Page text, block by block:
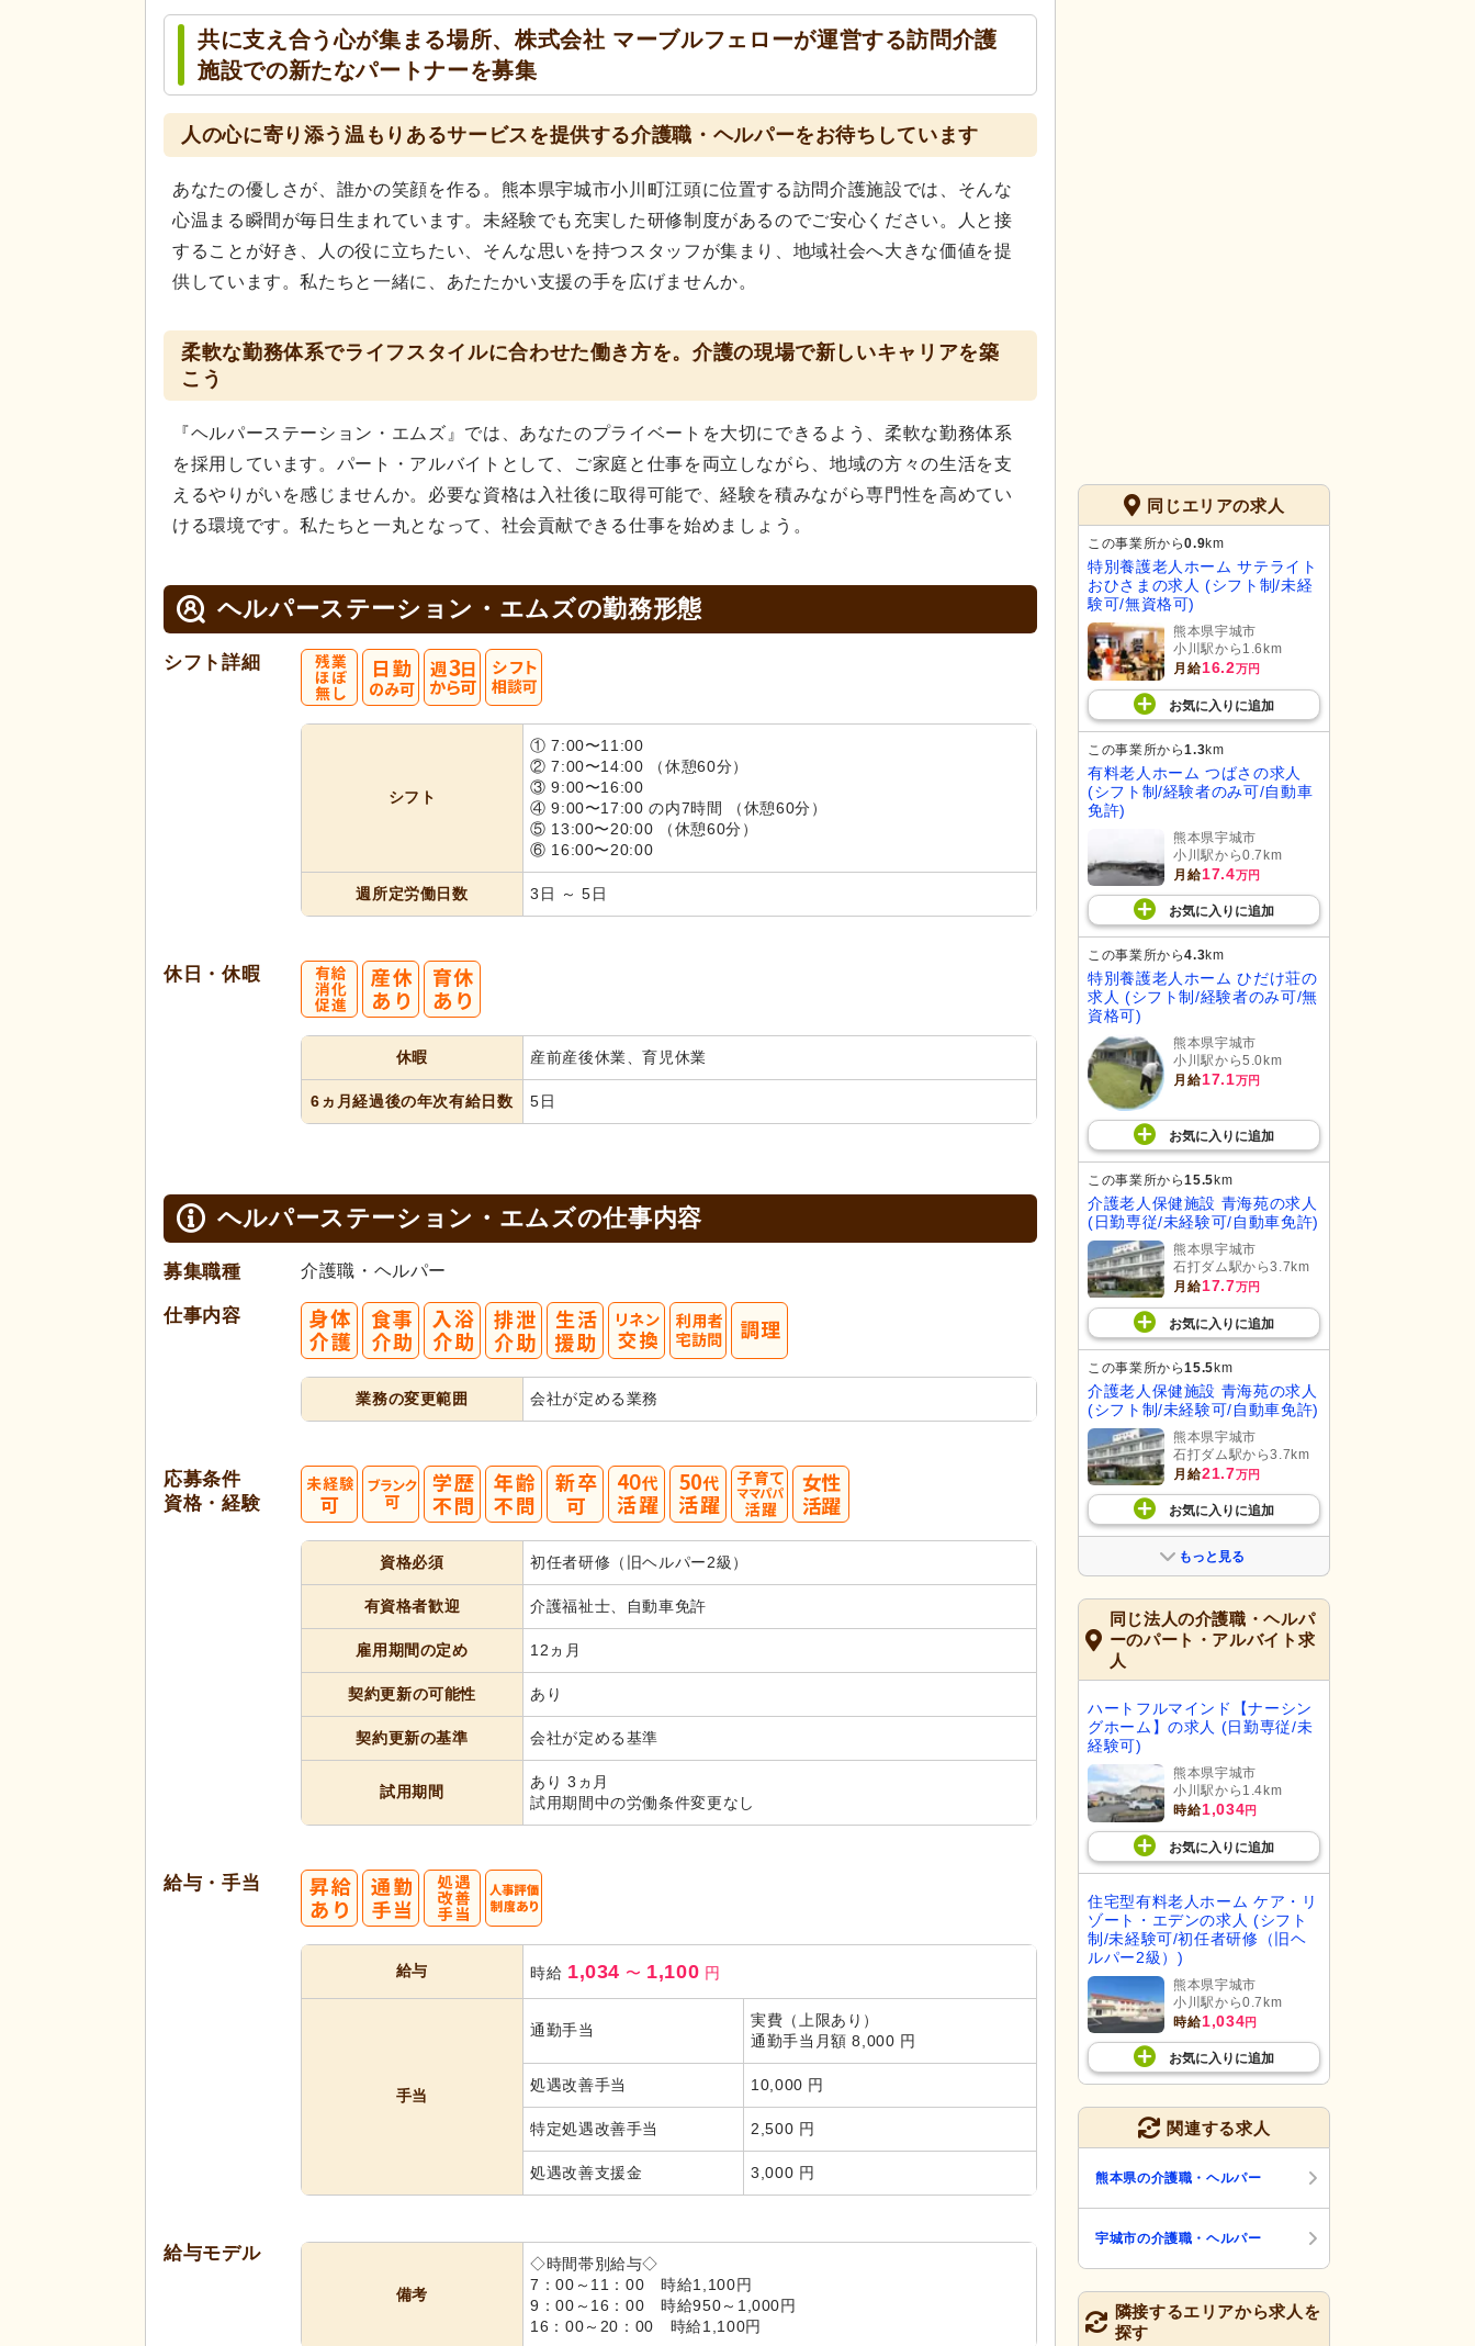
共に支え合う心が集まる場所、株式会社 マーブルフェローが運営する訪問介護
施設での新たなパートナーを募集
人の心に寄り添う温もりあるサービスを提供する介護職・ヘルパーをお待ちしています
あなたの優しさが、誰かの笑顔を作る。熊本県宇城市小川町江頭に位置する訪問介護施設では、そんな
心温まる瞬間が毎日生まれています。未経験でも充実した研修制度があるのでご安心ください。人と接
することが好き、人の役に立ちたい、そんな思いを持つスタッフが集まり、地域社会へ大きな価値を提
供しています。私たちと一緒に、あたたかい支援の手を広げませんか。
柔軟な勤務体系でライフスタイルに合わせた働き方を。介護の現場で新しいキャリアを築
こう
『ヘルパーステーション・エムズ』では、あなたのプライベートを大切にできるよう、柔軟な勤務体系
を採用しています。パート・アルバイトとして、ご家庭と仕事を両立しながら、地域の方々の生活を支
えるやりがいを感じませんか。必要な資格は入社後に取得可能で、経験を積みながら専門性を高めてい
ける環境です。私たちと一丸となって、社会貢献できる仕事を始めましょう。
ヘルパーステーション・エムズの勤務形態
シフト詳細
シフト
① 7:00〜11:00
② 7:00〜14:00 （休憩60分）
③ 9:00〜16:00
④ 9:00〜17:00 の内7時間 （休憩60分）
⑤ 13:00〜20:00 （休憩60分）
⑥ 16:00〜20:00
週所定労働日数 3日 ～ 5日
休日・休暇
休暇 産前産後休業、育児休業
6ヵ月経過後の年次有給日数 5日
ヘルパーステーション・エムズの仕事内容
募集職種 介護職・ヘルパー
仕事内容
業務の変更範囲 会社が定める業務
応募条件
資格・経験
資格必須 初任者研修（旧ヘルパー2級）
有資格者歓迎 介護福祉士、自動車免許
雇用期間の定め 12ヵ月
契約更新の可能性 あり
契約更新の基準 会社が定める基準
試用期間
あり 3ヵ月
試用期間中の労働条件変更なし
給与・手当
給与 時給 1,034 〜 1,100 円
手当
通勤手当
実費（上限あり）
通勤手当月額 8,000 円
処遇改善手当 10,000 円
特定処遇改善手当 2,500 円
処遇改善支援金 3,000 円
給与モデル
備考
◇時間帯別給与◇
7：00～11：00 時給1,100円
9：00～16：00 時給950～1,000円
16：00～20：00 時給1,100円
同じエリアの求人
この事業所から0.9km
特別養護老人ホーム サテライト
おひさまの求人 (シフト制/未経
験可/無資格可)
熊本県宇城市
小川駅から1.6km
月給16.2万円
お気に入り に追加
この事業所から1.3km
有料老人ホーム つばさの求人
(シフト制/経験者のみ可/自動車
免許)
熊本県宇城市
小川駅から0.7km
月給17.4万円
お気に入り に追加
この事業所から4.3km
特別養護老人ホーム ひだけ荘の
求人 (シフト制/経験者のみ可/無
資格可)
熊本県宇城市
小川駅から5.0km
月給17.1万円
お気に入り に追加
この事業所から15.5 km
介護老人保健施設 青海苑の求人
(日勤専従/未経験可/自動車免許)
熊本県宇城市
石打ダム駅から3.7km
月給17.7万円
お気に入り に追加
この事業所から15.5km
介護老人保健施設 青海苑の求人
(シフト制/未経験可/自動車免許)
熊本県宇城市
石打ダム駅から3.7km
月給21.7万円
お気に入り に追加
もっと見る
同じ法人の介護職・ヘルパ
ーのパート・アルバイト求
人
ハートフルマインド【ナーシン
グホーム】の求人 (日勤専従/未
経験可)
熊本県宇城市
小川駅から1.4km
時給1,034円
お気に入り に追加
住宅型有料老人ホーム ケア・リ
ゾート・エデンの求人 (シフト
制/未経験可/初任者研修（旧ヘ
ルパー2級）)
熊本県宇城市
小川駅から0.7km
時給1,034円
お気に入り に追加
関連する求人
熊本県の介護職・ヘルパー
宇城市の介護職・ヘルパー
隣接するエリアから求人を
探す